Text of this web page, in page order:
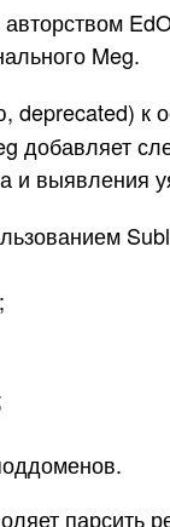
Meg.
deprecated) к
добавляет
и выявления
парсить